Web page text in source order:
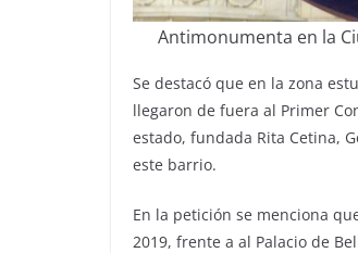
Antimonumenta en la
Se destacó que en la zona
llegaron de fuera al Primer
estado, fundada Rita Cetina,
este barrio.
En la petición se menciona
2019, frente a al Palacio de